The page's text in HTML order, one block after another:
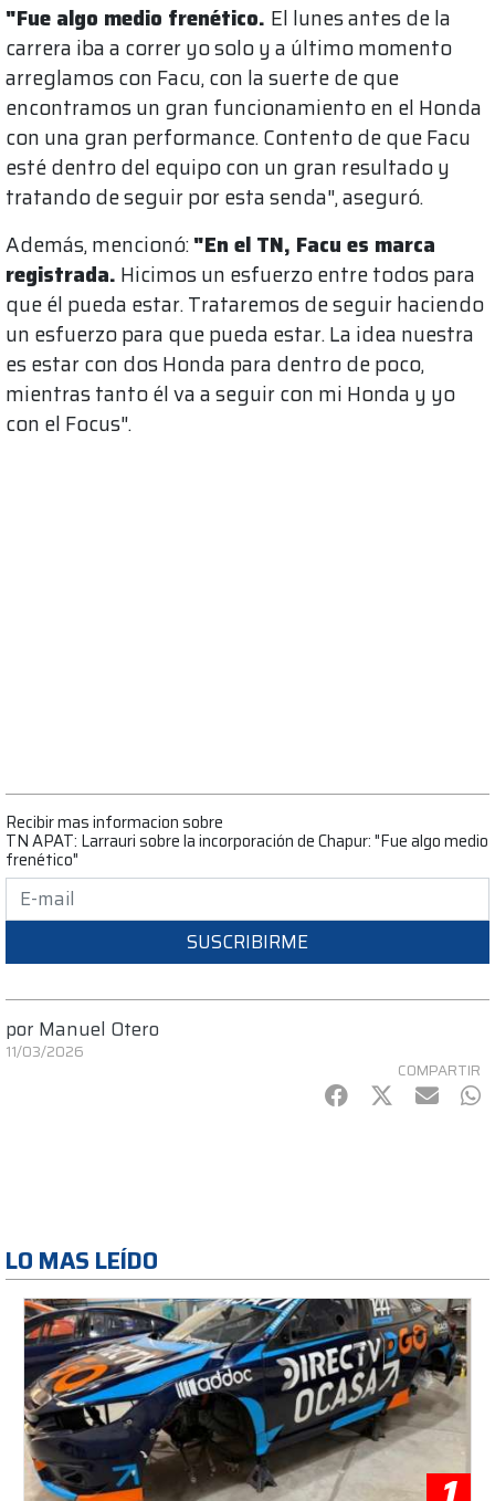
"Fue algo medio frenético. El lunes antes de la
carrera iba a correr yo solo y a último momento
arreglamos con Facu, con la suerte de que
encontramos un gran funcionamiento en el Honda
con una gran performance. Contento de que Facu
esté dentro del equipo con un gran resultado y
tratando de seguir por esta senda", aseguró.
Además, mencionó:"En el TN, Facu es marca
registrada. Hicimos un esfuerzo entre todos para
que él pueda estar. Trataremos de seguir haciendo
un esfuerzo para que pueda estar. La idea nuestra
es estar con dos Honda para dentro de poco,
mientras tanto él va a seguir con mi Honda y yo
con el Focus".
Recibir mas informacion sobre
TN APAT: Larrauri sobre la incorporación de Chapur: "Fue algo medio
frenético"
SUSCRIBIRME
por Manuel Otero
11/03/2026
COMPARTIR
Facebook
Twitter
mail
LO MAS LEÍDO